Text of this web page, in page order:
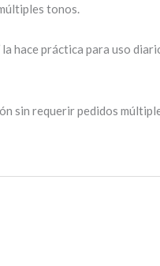
tonos.
la hace práctica para uso
sin requerir pedidos